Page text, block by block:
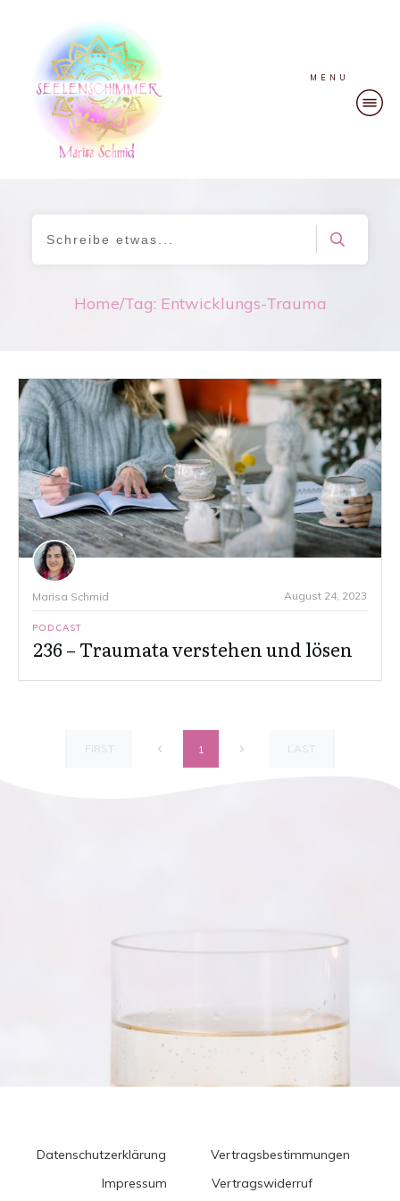
MENU
Home/Tag: Entwicklungs-Trauma
Marisa Schmid August 24, 2023
PODCAST
236 – Traumata verstehen und lösen
FIRST 1 LAST
Datenschutzerklärung
Vertragsbestimmungen
Impressum
Vertragswiderruf